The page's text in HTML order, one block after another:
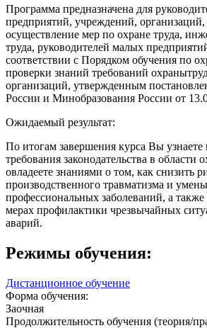
Программа предназначена для
предприятий, учреждений, организаций,
осуществление мер по охране труда,
труда, руководителей малых
соответствии с Порядком обучения по
проверки знаний требований
организаций, утвержденным
России и Минобразования России от
Ожидаемый результат:
По итогам завершения курса Вы
требования законодательства в области
овладеете знаниями о том, как снизить
производственного травматизма и
профессиональных заболеваний, а
мерах профилактики чрезвычайных
аварий.
Режимы обучения:
Дистанционное обучение
Форма обучения:
Заочная
Продолжительность обучения (теория/